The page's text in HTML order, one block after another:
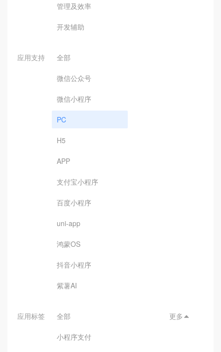
管理及效率
开发辅助
应用支持 全部
微信公众号
微信小程序
PC
H5
APP
支付宝小程序
百度小程序
uni-app
鸿蒙OS
抖音小程序
紫薯AI
应用标签 全部
小程序支付
更多 